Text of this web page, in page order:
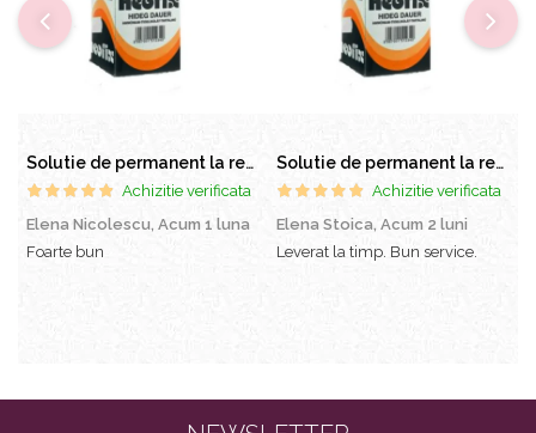
Solutie de permanent la rece Neofix 100ml
Achizitie verificata
Elena Nicolescu, Acum 1 luna
Foarte bun
Solutie de permanent la rece Neofix 100ml
Achizitie verificata
Elena Stoica, Acum 2 luni
Leverat la timp. Bun service.